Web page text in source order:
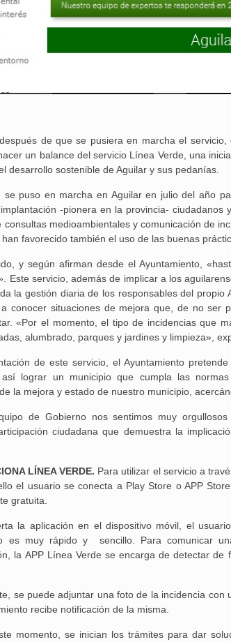
de que se pusiera en marcha el
un balance del servicio Línea Verde, una
desarrollo sostenible de Aguilar y sus pedanías.
se puso en marcha en Aguilar en julio del año
-pionera en la provincia-
consultas medioambientales y comunicación de
favorecido también el uso de las buenas
y según afirman desde el Ayuntamiento,
Este servicio, además de implicar a los
la gestión diaria de los responsables del
conocer situaciones de mejora que, de no ser
«Por el momento, el tipo de incidencias que
alumbrado, parques y jardines y limpieza»,
de este servicio, el Ayuntamiento
lograr un municipio que cumpla las
la mejora y estado de nuestro municipio,
de Gobierno nos sentimos muy
ciudadana que demuestra la
LÍNEA VERDE. Para utilizar el servicio a
el usuario se conecta a Play Store o APP
gratuita.
la aplicación en el dispositivo móvil, el
es muy rápido y sencillo. Para comunicar
la APP Línea Verde se encarga de detectar
se puede adjuntar una foto de la incidencia
recibe notificación de la misma.
momento, se inician los trámites para dar